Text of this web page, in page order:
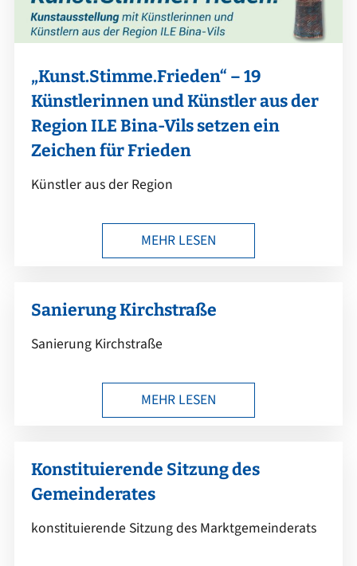
„Kunst.Stimme.Frieden“ – 19
Künstlerinnen und Künstler aus der
Region ILE Bina-Vils setzen ein
Zeichen für Frieden
Künstler aus der Region
MEHR LESEN
Sanierung Kirchstraße
Sanierung Kirchstraße
MEHR LESEN
Konstituierende Sitzung des
Gemeinderates
konstituierende Sitzung des Marktgemeinderats